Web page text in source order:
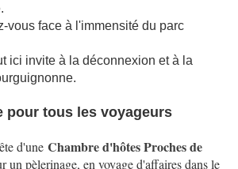
vous face à l'immensité du parc
ici invite à la déconnexion et à la
pour tous les voyageurs
d'une Chambre d'hôtes Proches de
un pèlerinage, en voyage d'affaires dans le